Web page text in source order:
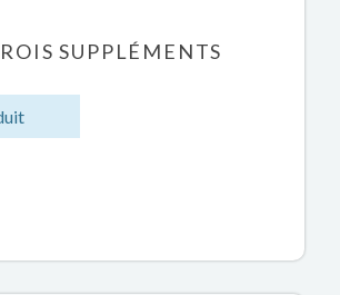
SUPPLÉMENTS